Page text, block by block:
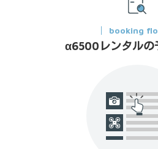
booking
α6500レンタルの